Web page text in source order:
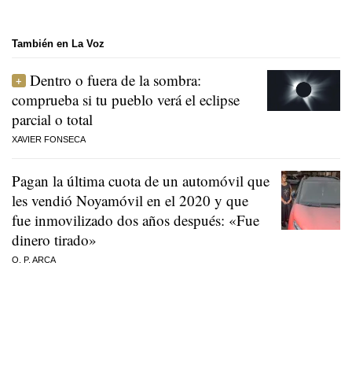
También en La Voz
Dentro o fuera de la sombra:
comprueba si tu pueblo verá el eclipse
parcial o total
XAVIER FONSECA
Pagan la última cuota de un automóvil que
les vendió Noyamóvil en el 2020 y que
fue inmovilizado dos años después: «Fue
dinero tirado»
O. P. ARCA